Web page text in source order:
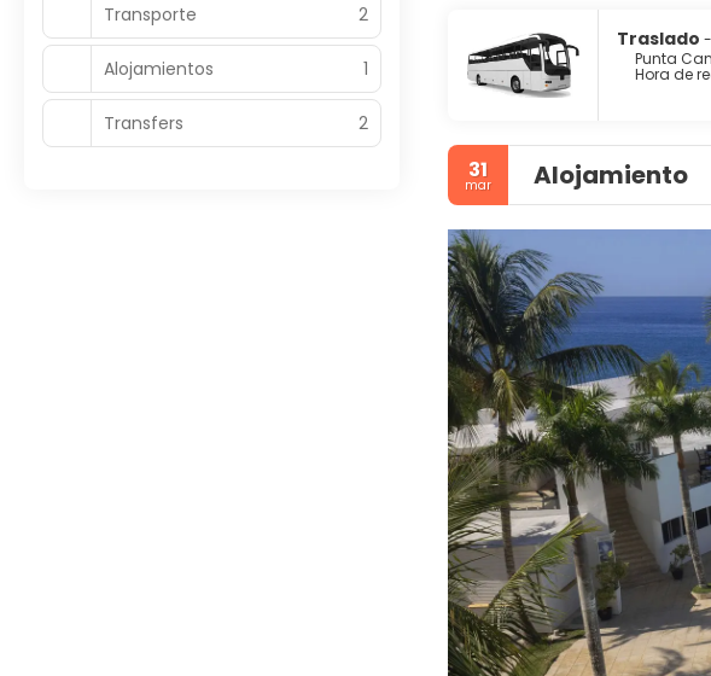
Traslado
Punta
Hora de
31
mar Alojamiento
Transporte 2
Alojamientos 1
Transfers 2